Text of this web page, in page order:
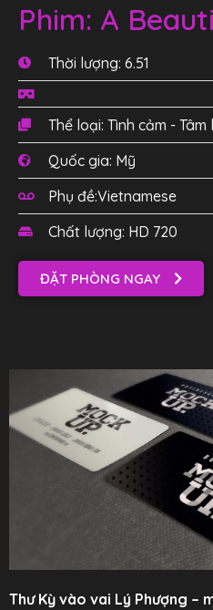
Phim: A
Thời lượng: 6.51
Thể loại: Tình cảm - Tâm
Quốc gia: Mỹ
Phụ đề:Vietnamese
Chất lượng: HD 720
ĐẶT PHÒNG NGAY
Thư Kỳ vào vai Lý Phượng –